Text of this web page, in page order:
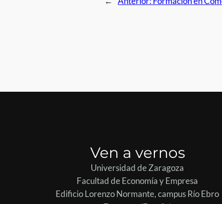
Ven a vernos
Universidad de Zaragoza
Facultad de Economía y Empresa
Edificio Lorenzo Normante, campus Río Ebro